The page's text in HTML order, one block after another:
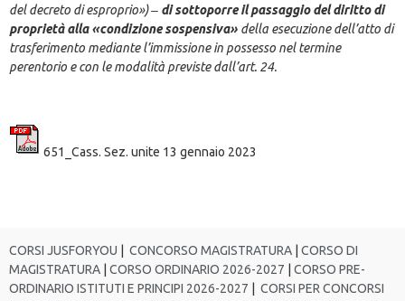
del decreto di esproprio») ‒ di sottoporre il passaggio del diritto di
proprietà alla «condizione sospensiva» della esecuzione dell’atto di
trasferimento mediante l’immissione in possesso nel termine
perentorio e con le modalità previste dall’art. 24.
651_Cass. Sez. unite 13 gennaio 2023
CORSI JUSFORYOU CONCORSO MAGISTRATURA
CORSO DI
MAGISTRATURA
CORSO ORDINARIO 2026-2027
CORSO PRE-
ORDINARIO ISTITUTI E PRINCIPI 2026-2027
CORSI PER CONCORSI